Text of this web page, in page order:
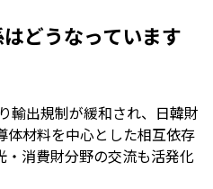
どうなっています
輸出規制が緩和され、日韓財
体材料を中心とした相互依存
消費財分野の交流も活発化